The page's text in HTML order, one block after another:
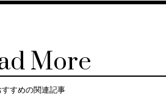
More
すすめの関連記事